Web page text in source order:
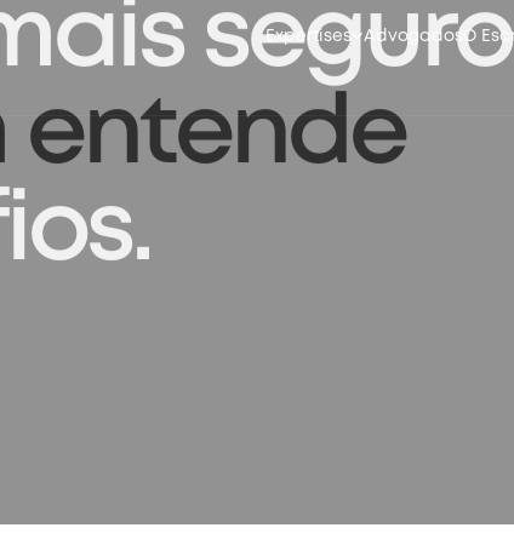
Expertises Advogados O
seguro